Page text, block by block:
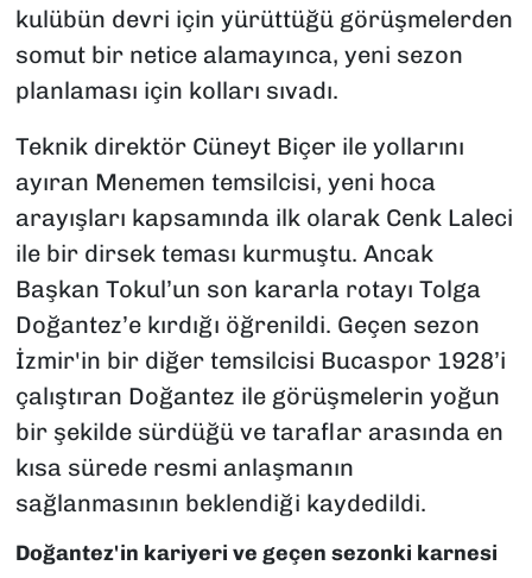
kulübün devri için yürüttüğü görüşmelerden
somut bir netice alamayınca, yeni sezon
planlaması için kolları sıvadı.
Teknik direktör Cüneyt Biçer ile yollarını
ayıran Menemen temsilcisi, yeni hoca
arayışları kapsamında ilk olarak Cenk Laleci
ile bir dirsek teması kurmuştu. Ancak
Başkan Tokul’un son kararla rotayı Tolga
Doğantez’e kırdığı öğrenildi. Geçen sezon
İzmir'in bir diğer temsilcisi Bucaspor 1928’i
çalıştıran Doğantez ile görüşmelerin yoğun
bir şekilde sürdüğü ve taraflar arasında en
kısa sürede resmi anlaşmanın
sağlanmasının beklendiği kaydedildi.
Doğantez'in kariyeri ve geçen sezonki karnesi